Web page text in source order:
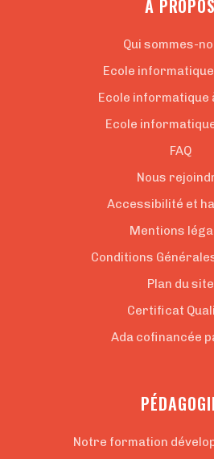
A PROPOS
Qui sommes-
Ecole
Ecole informatique
Ecole
FAQ
Nous
Accessibilité et
Mentions
Conditions
Plan du site
Certificat
Ada cofinancée
Notre formation